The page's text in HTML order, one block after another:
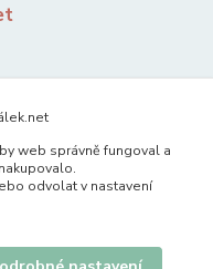
web správně fungoval a
odvolat v nastavení